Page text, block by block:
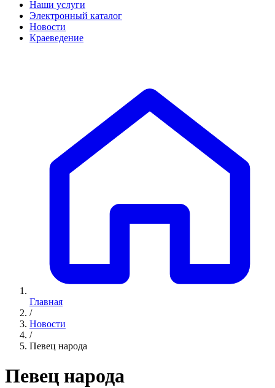
Наши услуги
Электронный каталог
Новости
Краеведение
Главная
/
Новости
/
Певец народа
Певец народа